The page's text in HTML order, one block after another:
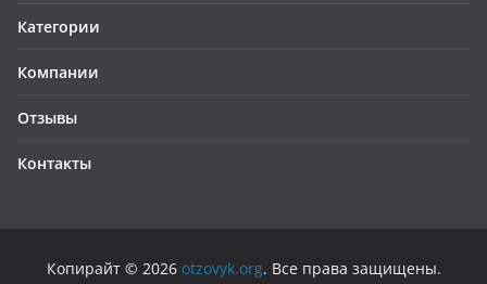
Категории
Компании
Отзывы
Контакты
Копирайт © 2026 otzovyk.org. Все права защищены.